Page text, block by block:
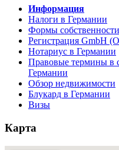
Информация
Налоги в Германии
Формы собственности
Регистрация GmbH
Нотариус в Германии
Правовые термины в
Германии
Обзор недвижимости
Блукард в Германии
Визы
Карта